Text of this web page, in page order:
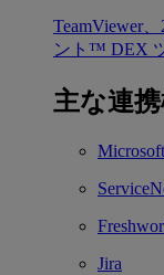
TeamViewer
ント™ DEX
主な連
Jira